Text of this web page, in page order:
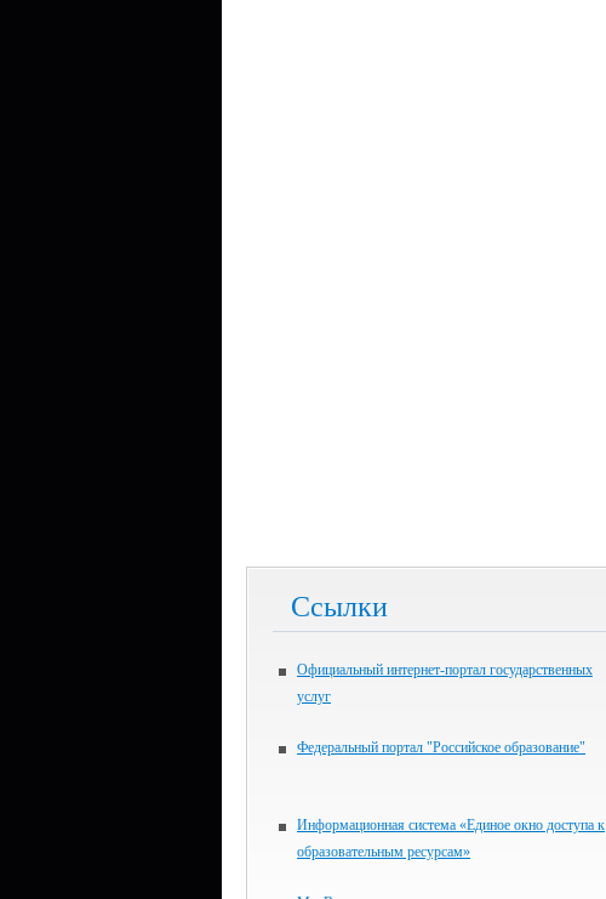
Ссылки
Официальный интернет-портал государственных
услуг
Федеральный портал "Российское образование"
Информационная система «Единое окно доступа к
образовательным ресурсам»